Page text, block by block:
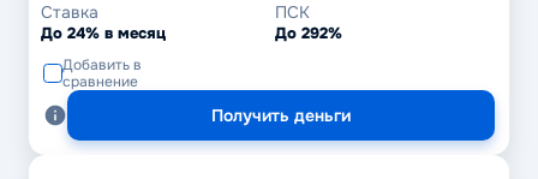
Ставка
До 24% в месяц
ПСК
До 292%
Добавить в
сравнение
Получить деньги